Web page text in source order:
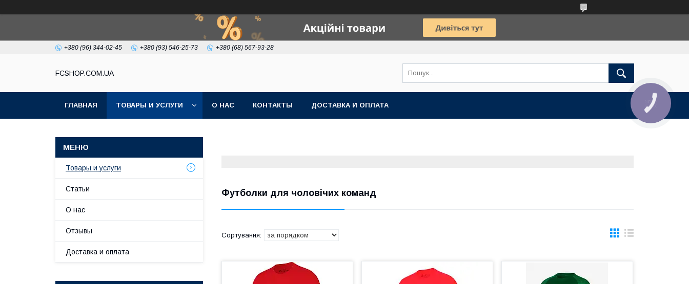
+380 (96) 344-02-45 +380 (93) 546-25-73 +380 (68) 567-93-28
FCSHOP.COM.UA
ГЛАВНАЯ ТОВАРЫ И УСЛУГИ О НАС КОНТАКТЫ ДОСТАВКА И ОПЛАТА
Футболки для чоловічих команд
Товары и услуги
Статьи
О нас
Отзывы
Доставка и оплата
КНОПКА
ЗВ'ЯЗКУ